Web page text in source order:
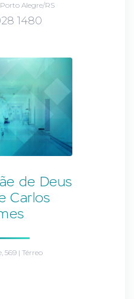
Alegre/RS
1480
de Deus
Carlos
569 | Térreo